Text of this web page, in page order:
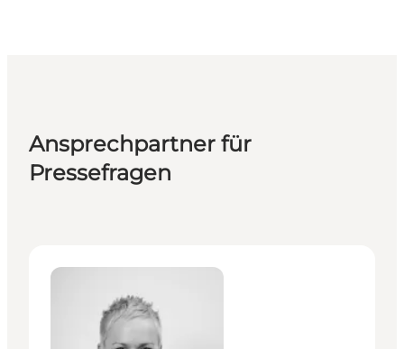
Ansprechpartner für
Pressefragen